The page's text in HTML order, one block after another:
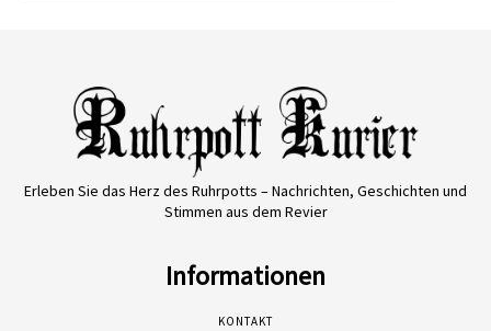
Erleben Sie das Herz des Ruhrpotts – Nachrichten, Geschichten und
Stimmen aus dem Revier
Informationen
KONTAKT